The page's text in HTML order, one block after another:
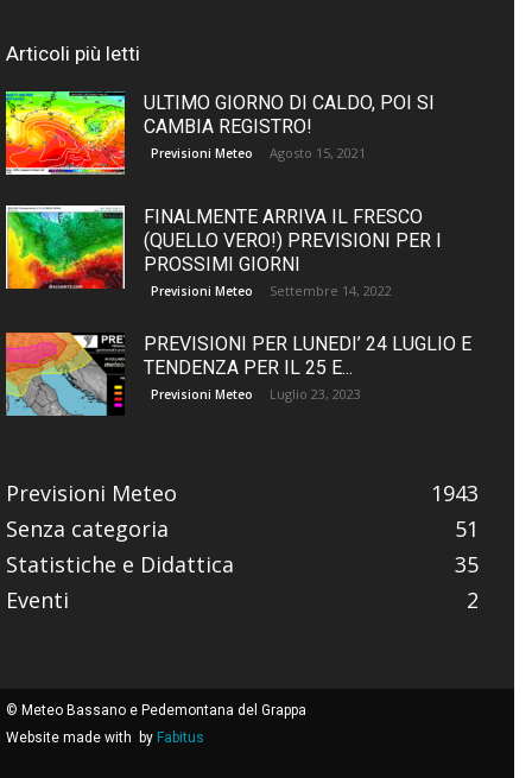
Articoli più letti
ULTIMO GIORNO DI CALDO, POI SI
CAMBIA REGISTRO!
Previsioni Meteo Agosto 15, 2021
FINALMENTE ARRIVA IL FRESCO
(QUELLO VERO!) PREVISIONI PER I
PROSSIMI GIORNI
Previsioni Meteo Settembre 14, 2022
PREVISIONI PER LUNEDI’ 24 LUGLIO E
TENDENZA PER IL 25 E...
Previsioni Meteo Luglio 23, 2023
Previsioni Meteo
1943
Senza categoria
51
Statistiche e Didattica
35
Eventi
2
© Meteo Bassano e Pedemontana del Grappa
Website made with
by Fabitus